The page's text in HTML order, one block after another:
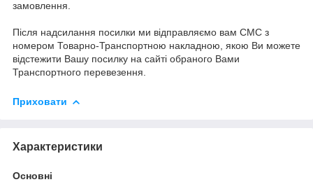
замовлення.
Після надсилання посилки ми відправляємо вам СМС з
номером Товарно-Транспортною накладною, якою Ви можете
відстежити Вашу посилку на сайті обраного Вами
Транспортного перевезення.
Приховати
Характеристики
Основні